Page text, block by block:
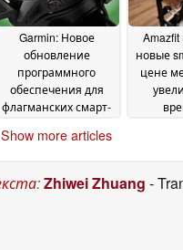
Garmin: Новое
обновление
программного
обеспечения для
флагманских смарт-
множество
улучшений20 May 2026
Amazfit
новые
цене
Show more articles
:Zhiwei Zhuang -